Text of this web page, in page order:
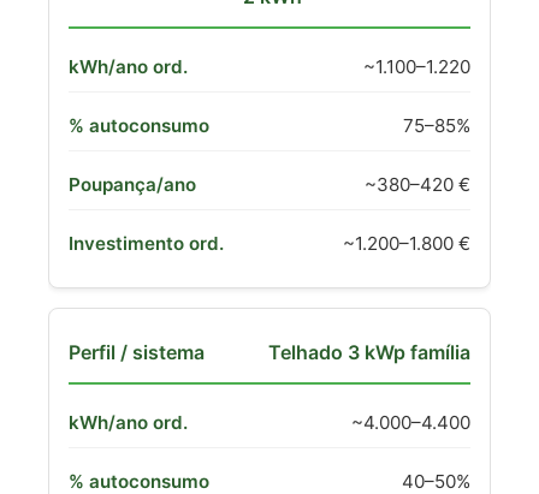
~1.100–1.220
75–85%
~380–420 €
~1.200–1.800 €
Telhado 3 kWp família
~4.000–4.400
40–50%